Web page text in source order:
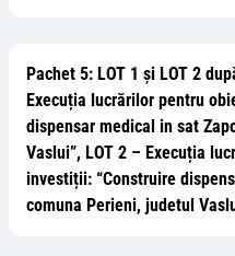
Pachet 5: LOT 1 și LOT 2
Execuția lucrărilor pentru
dispensar medical in sat
Vaslui”, LOT 2 – Execuția
investiții: “Construire
comuna Perieni, judetul